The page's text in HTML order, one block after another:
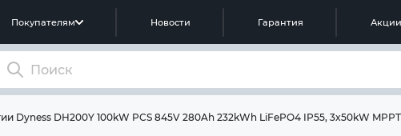
Покупателям Новости Гарантия Акции
Dyness DH200Y 100kW PCS 845V 280Ah 232kWh LiFePO4 IP55, 3x50kW